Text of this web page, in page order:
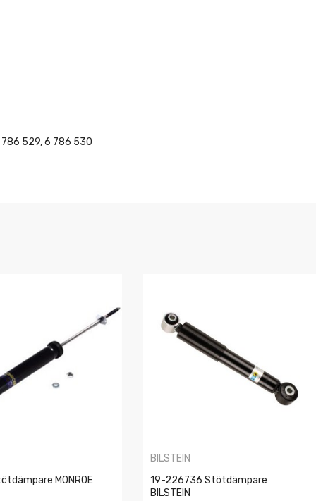
529, 6 786 530
MONROE
BILSTEIN
19-226736 Stötdämpare
BILSTEIN